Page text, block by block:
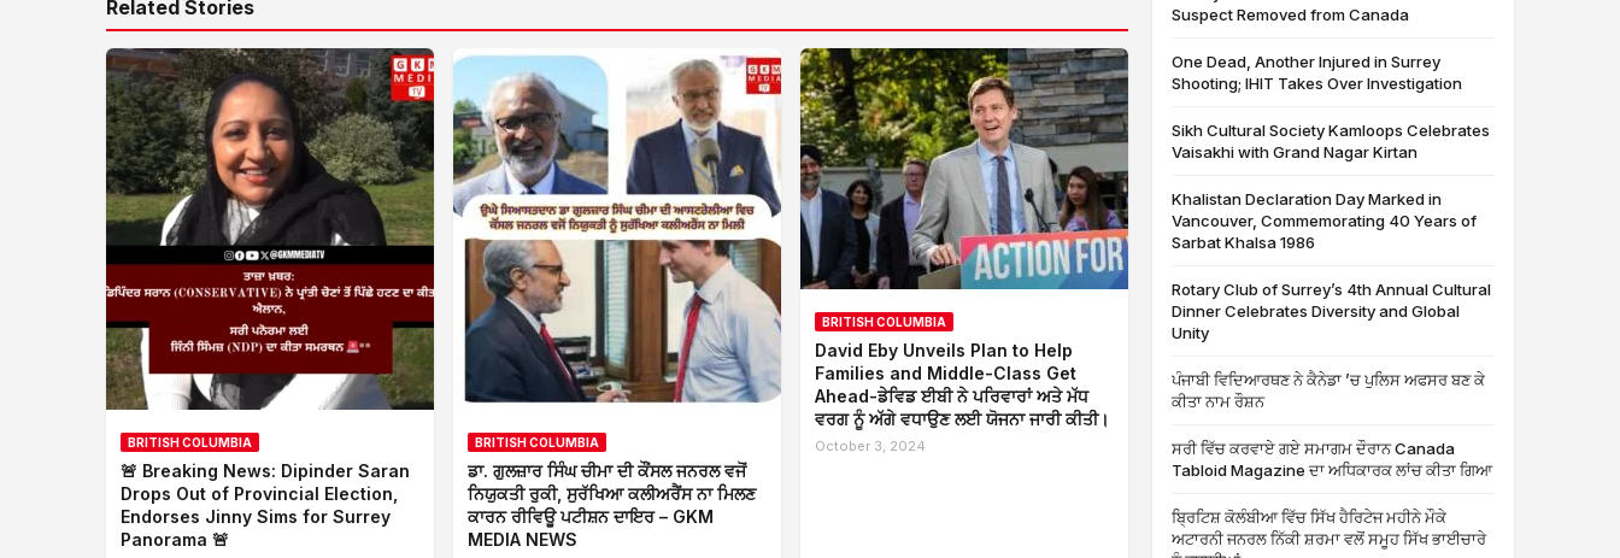
Related Stories
BRITISH COLUMBIA
🚨 Breaking News: Dipinder Saran
Drops Out of Provincial Election,
Endorses Jinny Sims for Surrey
Panorama 🚨
BRITISH COLUMBIA
ਡਾ. ਗੁਲਜ਼ਾਰ ਸਿੰਘ ਚੀਮਾ ਦੀ ਕੌਂਸਲ ਜਨਰਲ ਵਜੋਂ
ਨਿਯੁਕਤੀ ਰੁਕੀ, ਸੁਰੱਖਿਆ ਕਲੀਅਰੈਂਸ ਨਾ ਮਿਲਣ
ਕਾਰਨ ਰੀਵਿਊ ਪਟੀਸ਼ਨ ਦਾਇਰ – GKM
MEDIA NEWS
BRITISH COLUMBIA
David Eby Unveils Plan to Help
Families and Middle-Class Get
Ahead-ਡੇਵਿਡ ਈਬੀ ਨੇ ਪਰਿਵਾਰਾਂ ਅਤੇ ਮੱਧ
ਵਰਗ ਨੂੰ ਅੱਗੇ ਵਧਾਉਣ ਲਈ ਯੋਜਨਾ ਜਾਰੀ ਕੀਤੀ।
October 3, 2024
Suspect Removed from Canada
One Dead, Another Injured in Surrey
Shooting; IHIT Takes Over Investigation
Sikh Cultural Society Kamloops Celebrates
Vaisakhi with Grand Nagar Kirtan
Khalistan Declaration Day Marked in
Vancouver, Commemorating 40 Years of
Sarbat Khalsa 1986
Rotary Club of Surrey’s 4th Annual Cultural
Dinner Celebrates Diversity and Global
Unity
ਪੰਜਾਬੀ ਵਿਦਿਆਰਥਣ ਨੇ ਕੈਨੇਡਾ ’ਚ ਪੁਲਿਸ ਅਫਸਰ ਬਣ ਕੇ
ਕੀਤਾ ਨਾਮ ਰੌਸ਼ਨ
ਸਰੀ ਵਿੱਚ ਕਰਵਾਏ ਗਏ ਸਮਾਗਮ ਦੌਰਾਨ Canada
Tabloid Magazine ਦਾ ਅਧਿਕਾਰਕ ਲਾਂਚ ਕੀਤਾ ਗਿਆ
ਬ੍ਰਿਟਿਸ਼ ਕੋਲੰਬੀਆ ਵਿੱਚ ਸਿੱਖ ਹੈਰਿਟੇਜ ਮਹੀਨੇ ਮੌਕੇ
ਅਟਾਰਨੀ ਜਨਰਲ ਨਿੱਕੀ ਸ਼ਰਮਾ ਵਲੋਂ ਸਮੂਹ ਸਿੱਖ ਭਾਈਚਾਰੇ